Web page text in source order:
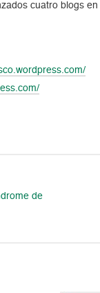
cuatro blogs
de